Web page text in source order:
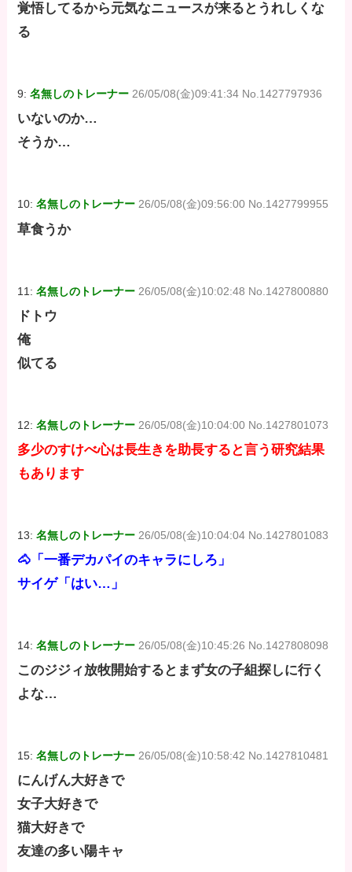
覚悟してるから元気なニュースが来るとうれしくな
る
9:名無しのトレーナー 26/05/08(金)09:41:34 No.1427797936
いないのか…
そうか…
10:名無しのトレーナー 26/05/08(金)09:56:00 No.1427799955
草食うか
11:名無しのトレーナー 26/05/08(金)10:02:48 No.1427800880
ドトウ
俺
似てる
12:名無しのトレーナー 26/05/08(金)10:04:00 No.1427801073
多少のすけべ心は長生きを助長すると言う研究結果
もあります
13:名無しのトレーナー 26/05/08(金)10:04:04 No.1427801083
🐴「一番デカパイのキャラにしろ」
サイゲ「はい…」
14:名無しのトレーナー 26/05/08(金)10:45:26 No.1427808098
このジジィ放牧開始するとまず女の子組探しに行く
よな…
15:名無しのトレーナー 26/05/08(金)10:58:42 No.1427810481
にんげん大好きで
女子大好きで
猫大好きで
友達の多い陽キャ